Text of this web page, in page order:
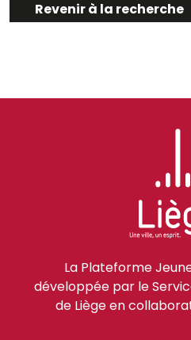
Revenir à la recherche
La Plateforme
développée par le
de Liège en